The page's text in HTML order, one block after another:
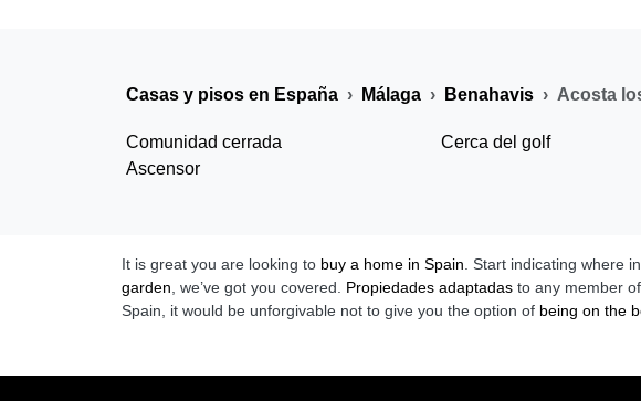
Casas y pisos en España Málaga Benahavis Acosta
Comunidad cerrada Cerca del golf
Ascensor
It is great you are looking to buy a home in Spain . Start indicating where
garden , we’ve got you covered. Propiedades adaptadas to any member
Spain, it would be unforgivable not to give you the option of being on the